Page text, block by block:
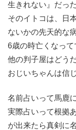
生きれない』だっ
そのイトコは、日
ないかの先天的な
6歳の時亡くなって
他の判子屋はどう
おじいちゃんは信
名前占いって馬鹿
実際占いって根拠
が出来たら真剣に